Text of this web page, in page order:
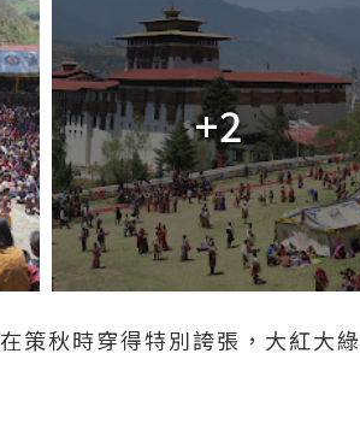
+2
策秋時穿得特別誇張，大紅大綠